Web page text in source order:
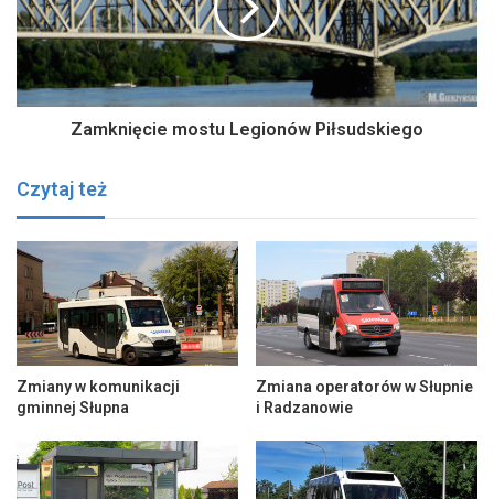
Zamknięcie mostu Legionów Piłsudskiego
Czytaj też
Zmiany w komunikacji
gminnej Słupna
Zmiana operatorów w Słupnie
i Radzanowie